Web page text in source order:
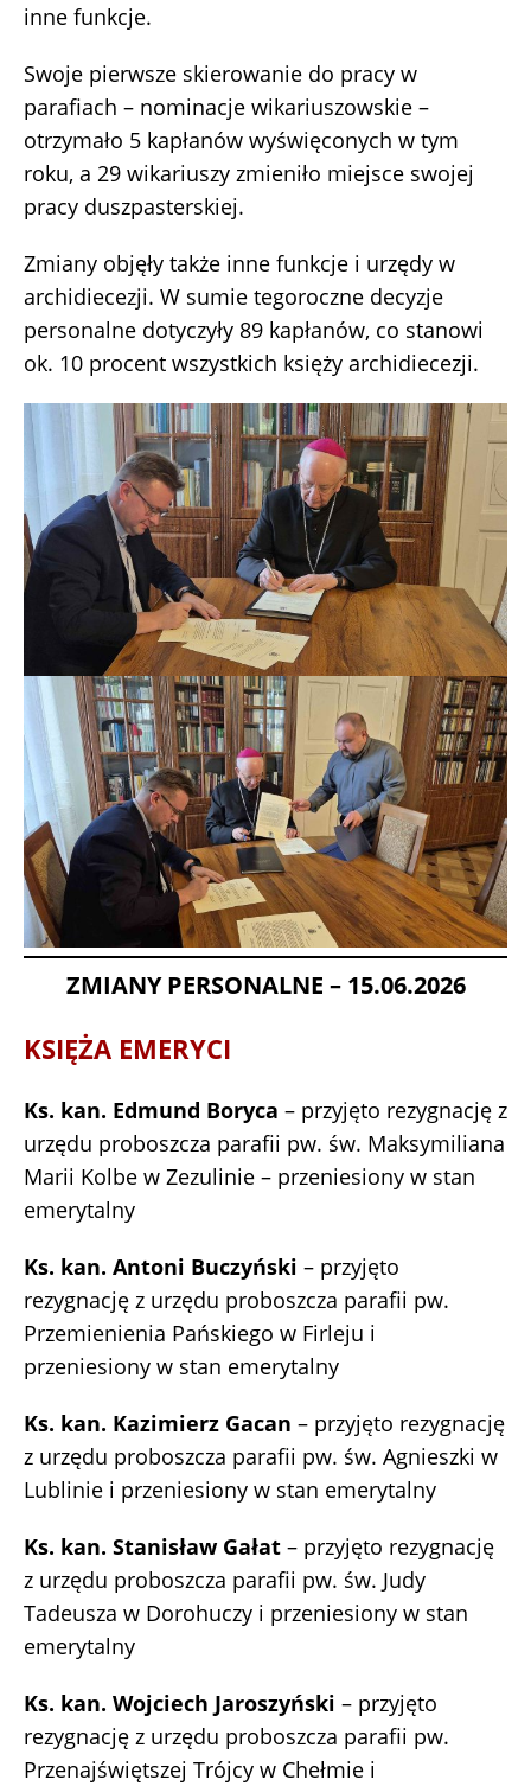
inne funkcje.
Swoje pierwsze skierowanie do pracy w
parafiach – nominacje wikariuszowskie –
otrzymało 5 kapłanów wyświęconych w tym
roku, a 29 wikariuszy zmieniło miejsce swojej
pracy duszpasterskiej.
Zmiany objęły także inne funkcje i urzędy w
archidiecezji. W sumie tegoroczne decyzje
personalne dotyczyły 89 kapłanów, co stanowi
ok. 10 procent wszystkich księży archidiecezji.
ZMIANY PERSONALNE – 15.06.2026
KSIĘŻA EMERYCI
Ks. kan. Edmund Boryca – przyjęto rezygnację z
urzędu proboszcza parafii pw. św. Maksymiliana
Marii Kolbe w Zezulinie – przeniesiony w stan
emerytalny
Ks. kan. Antoni Buczyński – przyjęto
rezygnację z urzędu proboszcza parafii pw.
Przemienienia Pańskiego w Firleju i
przeniesiony w stan emerytalny
Ks. kan. Kazimierz Gacan – przyjęto rezygnację
z urzędu proboszcza parafii pw. św. Agnieszki w
Lublinie i przeniesiony w stan emerytalny
Ks. kan. Stanisław Gałat – przyjęto rezygnację
z urzędu proboszcza parafii pw. św. Judy
Tadeusza w Dorohuczy i przeniesiony w stan
emerytalny
Ks. kan. Wojciech Jaroszyński – przyjęto
rezygnację z urzędu proboszcza parafii pw.
Przenajświętszej Trójcy w Chełmie i